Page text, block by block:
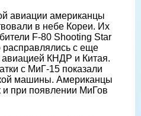
авиации американцы
в небе Кореи. Их
F-80 Shooting Star
расправлялись с еще
КНДР и Китая.
с МиГ-15 показали
машины. Американцы
и при появлении МиГов